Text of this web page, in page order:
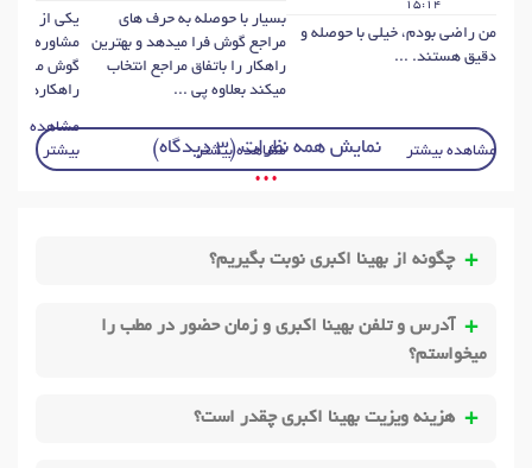
15:14
من راضی بودم، خیلی با حوصله و
دقیق هستند. ...
مشاهده بیشتر
بسیار با حوصله به حرف های
مراجع گوش فرا میدهد و بهترین
راهکار را باتفاق مراجع انتخاب
میکند بعلاوه پی ...
مشاهده بیشتر
یکی از
مشاوره‌ای
گوش
راهکارهای
مشاهده
بیشتر
نمایش همه نظرات (3 دیدگاه)
• • •
چگونه از بهینا اکبری نوبت بگیریم؟
آدرس و تلفن بهینا اکبری و زمان حضور در مطب را
میخواستم؟
هزینه ویزیت بهینا اکبری چقدر است؟